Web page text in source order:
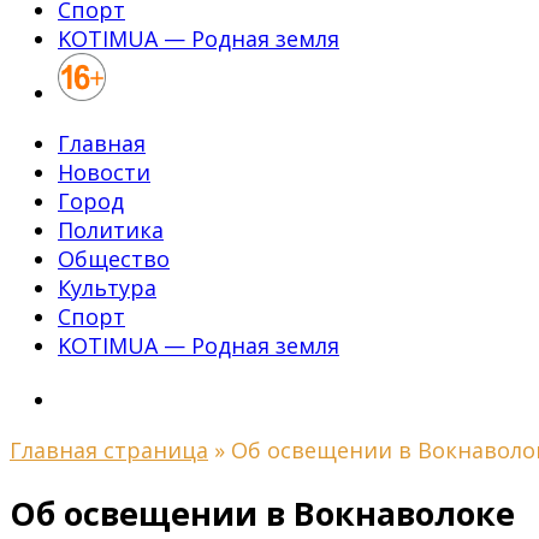
Спорт
KOTIMUA — Родная земля
Главная
Новости
Город
Политика
Общество
Культура
Спорт
KOTIMUA — Родная земля
Главная страница » Об освещении в
Об освещении в Вокнаволоке